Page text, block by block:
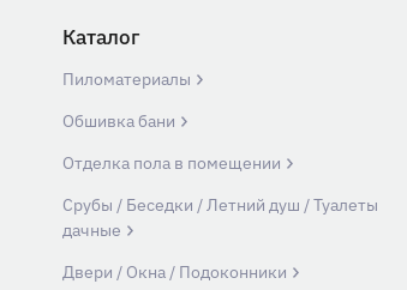
Каталог
Пиломатериалы
Обшивка бани
Отделка пола в помещении
Срубы / Беседки / Летний душ / Туалеты
дачные
Двери / Окна / Подоконники